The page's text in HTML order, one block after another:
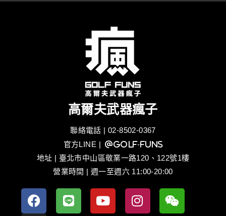
高爾夫武器瘋子
聯絡電話 | 02-8502-0367
官方LINE | @golf-funs
地址 | 臺北市中山區敬業一路120、122號1樓
營業時間 | 週一至週六 11:00-20:00